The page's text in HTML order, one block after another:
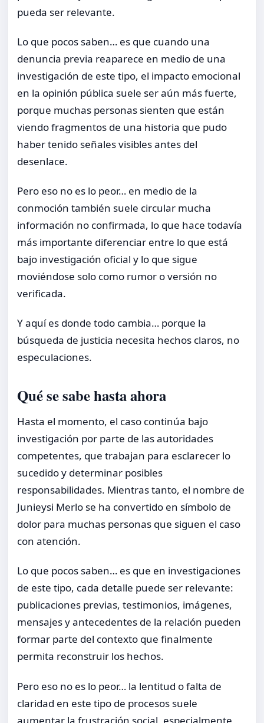
pueda ser relevante.
Lo que pocos saben… es que cuando una
denuncia previa reaparece en medio de una
investigación de este tipo, el impacto emocional
en la opinión pública suele ser aún más fuerte,
porque muchas personas sienten que están
viendo fragmentos de una historia que pudo
haber tenido señales visibles antes del
desenlace.
Pero eso no es lo peor… en medio de la
conmoción también suele circular mucha
información no confirmada, lo que hace todavía
más importante diferenciar entre lo que está
bajo investigación oficial y lo que sigue
moviéndose solo como rumor o versión no
verificada.
Y aquí es donde todo cambia… porque la
búsqueda de justicia necesita hechos claros, no
especulaciones.
Qué se sabe hasta ahora
Hasta el momento, el caso continúa bajo
investigación por parte de las autoridades
competentes, que trabajan para esclarecer lo
sucedido y determinar posibles
responsabilidades. Mientras tanto, el nombre de
Junieysi Merlo se ha convertido en símbolo de
dolor para muchas personas que siguen el caso
con atención.
Lo que pocos saben… es que en investigaciones
de este tipo, cada detalle puede ser relevante:
publicaciones previas, testimonios, imágenes,
mensajes y antecedentes de la relación pueden
formar parte del contexto que finalmente
permita reconstruir los hechos.
Pero eso no es lo peor… la lentitud o falta de
claridad en este tipo de procesos suele
aumentar la frustración social, especialmente